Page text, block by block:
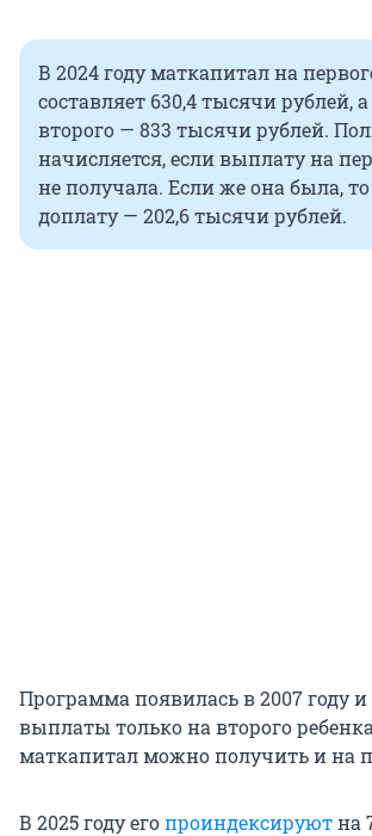
В 2024 году маткапитал на
составляет 630,4 тысячи рублей,
второго — 833 тысячи рублей.
начисляется, если выплату на
не получала. Если же она была,
доплату — 202,6 тысячи рублей.
Программа появилась в 2007 году
выплаты только на второго
маткапитал можно получить и на
В 2025 году егопроиндексируютна